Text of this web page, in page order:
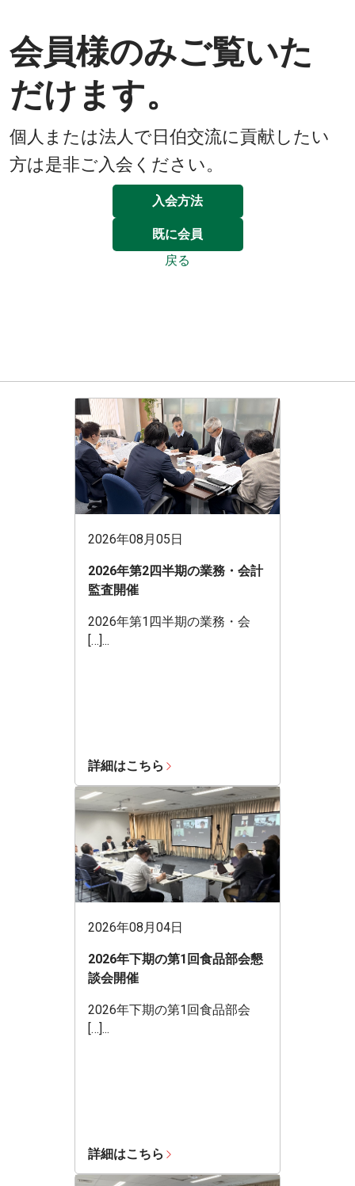
会員様のみご覧いた
だけます。
個人または法人で日伯交流に貢献したい
方は是非ご入会ください。
入会方法
既に会員
戻る
2026年08月05日
2026年第2四半期の業務・会計
監査開催
2026年第1四半期の業務・会
[…]...
詳細はこちら
2026年08月04日
2026年下期の第1回食品部会懇
談会開催
2026年下期の第1回食品部会
[…]...
詳細はこちら